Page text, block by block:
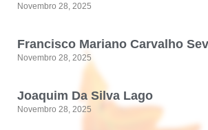
Novembro 28, 2025
Francisco Mariano Carvalho
Novembro 28, 2025
Joaquim Da Silva Lago
Novembro 28, 2025